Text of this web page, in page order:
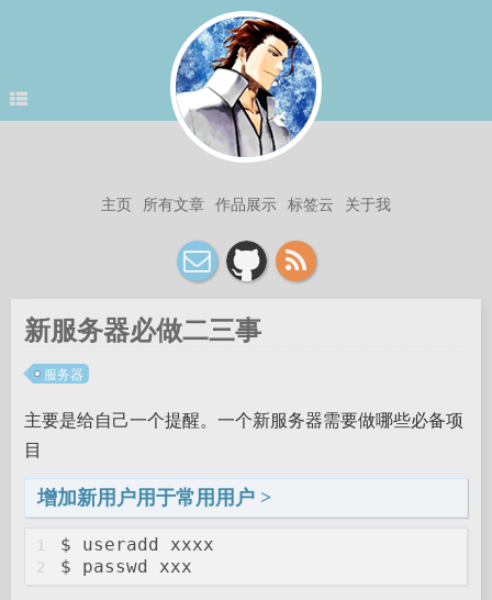
主页 所有文章 作品展示 标签云 关于我
新服务器必做二三事
服务器
主要是给自己一个提醒。一个新服务器需要做哪些必备项
目
增加新用户用于常用用户
1
2
$ useradd xxxx
$ passwd xxx